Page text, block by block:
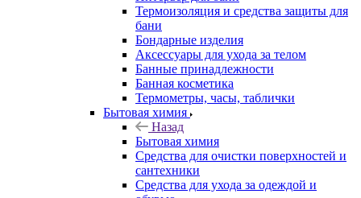
Термоизоляция и средства защиты для
бани
Бондарные изделия
Аксеcсуары для ухода за телом
Банные принадлежности
Банная косметика
Термометры, часы, таблички
Бытовая химия
Назад
Бытовая химия
Средства для очистки поверхностей и
сантехники
Средства для ухода за одеждой и